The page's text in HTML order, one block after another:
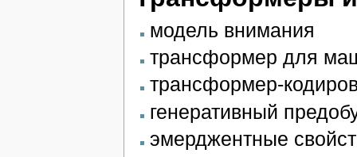
модель внимания
трансформер для
трансформер-
генеративный
эмерджентные